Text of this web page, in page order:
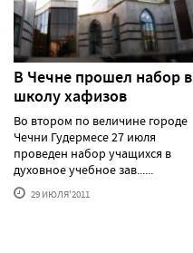
В Чечне прошел набор в
школу хафизов
Во втором по величине городе
Чечни Гудермесе 27 июля
проведен набор учащихся в
духовное учебное зав......
29 ИЮЛЯ'2011